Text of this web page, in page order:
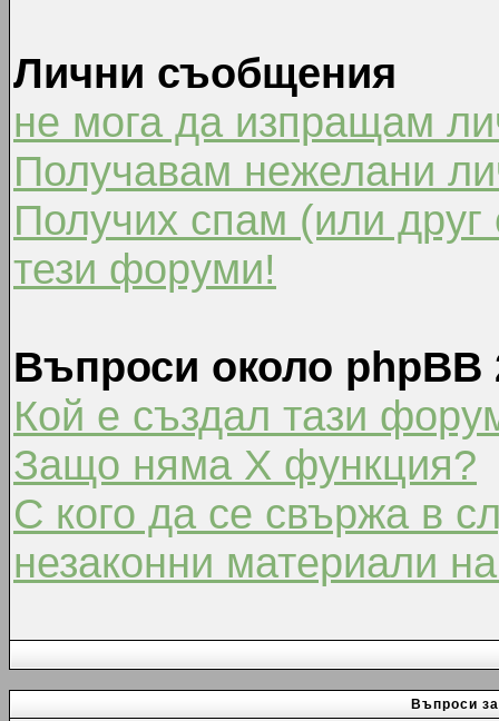
Лични съобщения
не мога да изпращам
Получавам нежелани
Получих спам (или
тези форуми!
Въпроси около phpBB
Кой е създал тази
Защо няма X функция?
С кого да се свържа в
незаконни материали
Въпроси